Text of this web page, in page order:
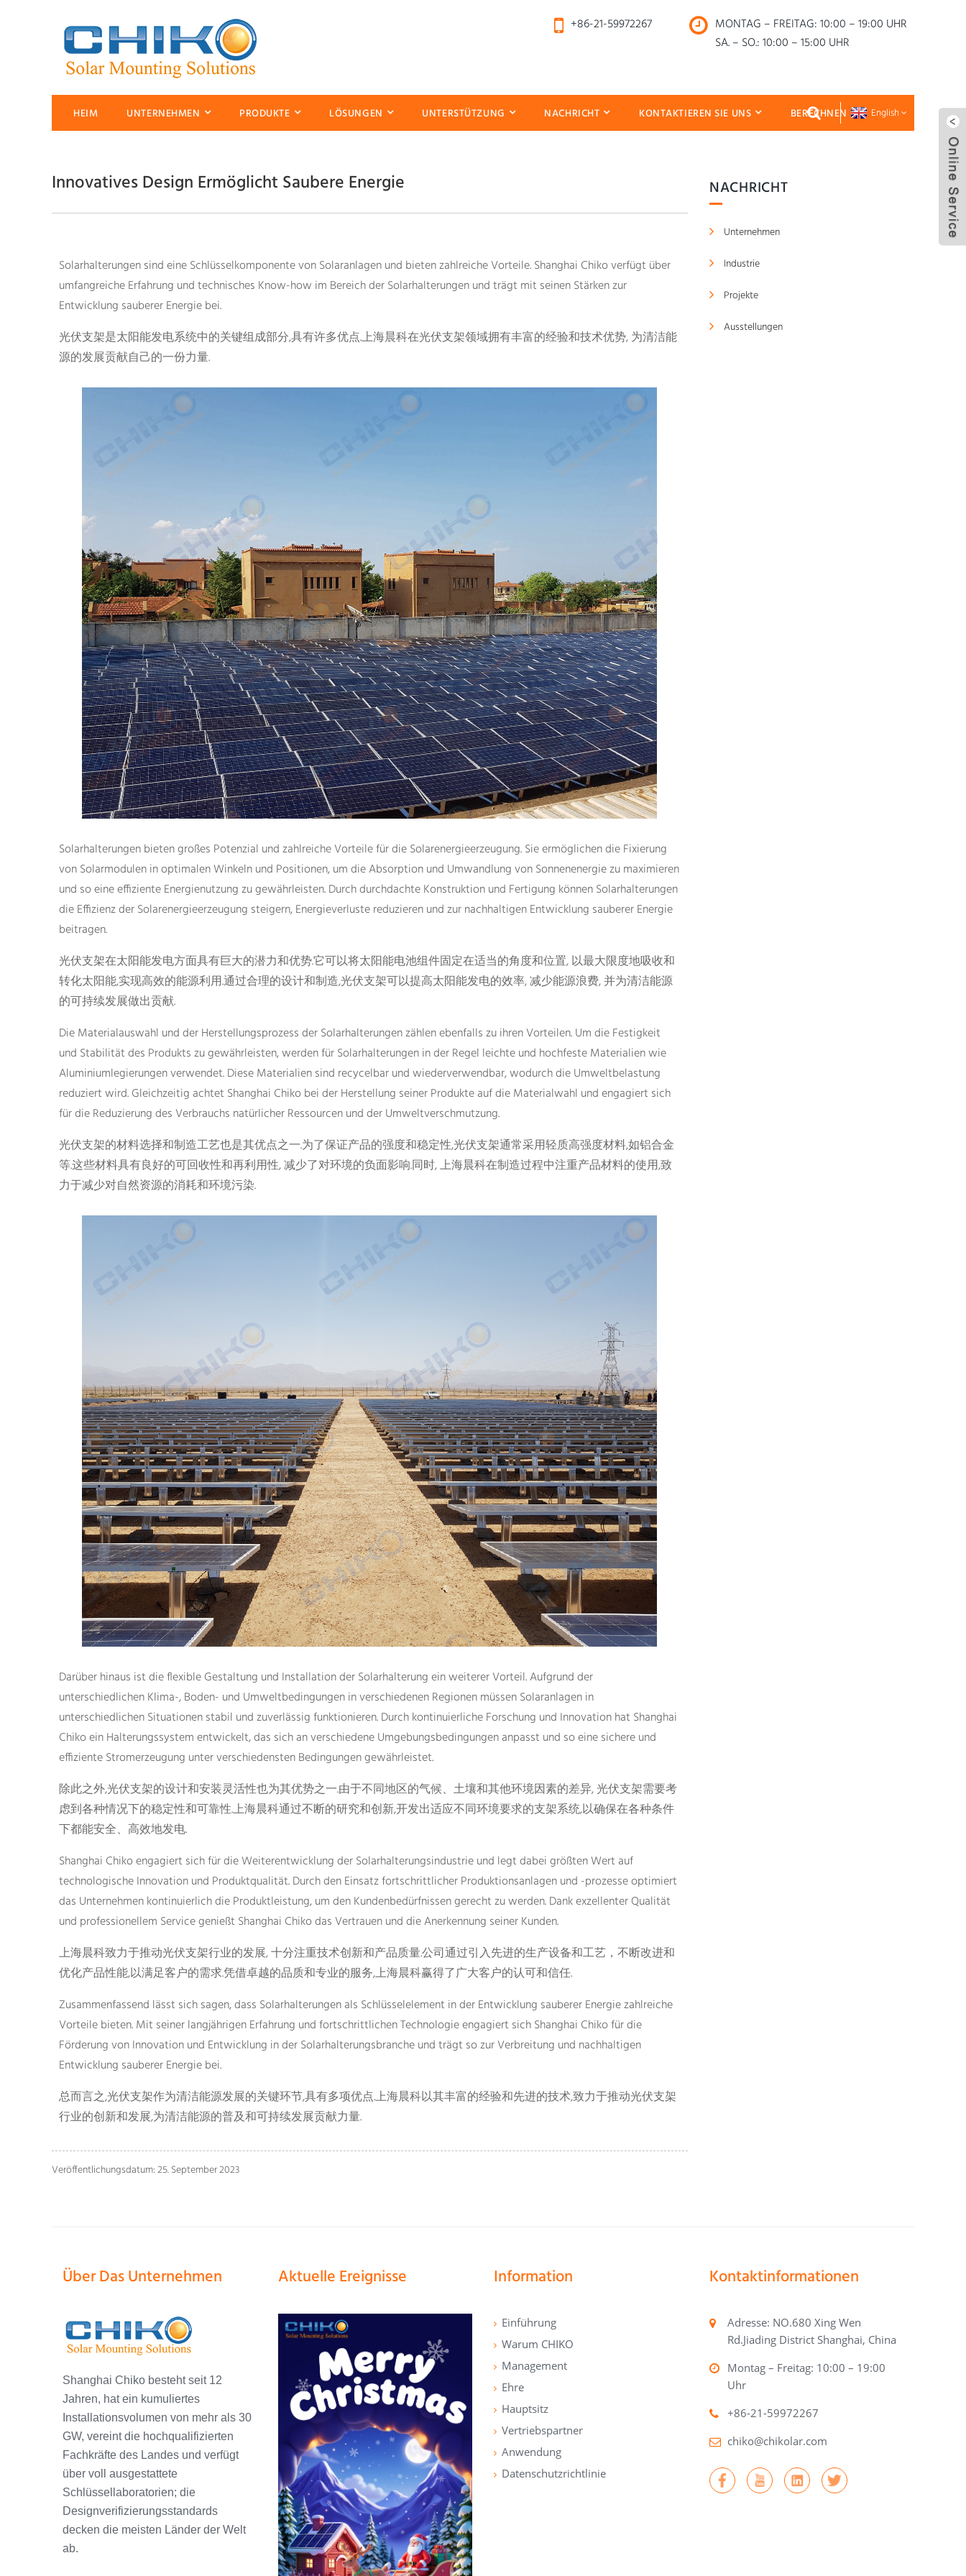
+86-21-59972267
MONTAG – FREITAG: 10:00 – 19:00 UHR
SA. – SO.: 10:00 – 15:00 UHR
HEIM UNTERNEHMEN PRODUKTE LÖSUNGEN UNTERSTÜTZUNG NACHRICHT KONTAKTIEREN SIE UNS BERECHNEN English
NACHRICHT
Unternehmen
Industrie
Projekte
Ausstellungen
Innovatives Design Ermöglicht Saubere Energie
Solarhalterungen sind eine Schlüsselkomponente von Solaranlagen und bieten zahlreiche Vorteile. Shanghai Chiko verfügt über
umfangreiche Erfahrung und technisches Know-how im Bereich der Solarhalterungen und trägt mit seinen Stärken zur
Entwicklung sauberer Energie bei.
光伏支架是太阳能发电系统中的关键组成部分,具有许多优点.上海晨科在光伏支架领域拥有丰富的经验和技术优势, 为清洁能
源的发展贡献自己的一份力量.
Solarhalterungen bieten großes Potenzial und zahlreiche Vorteile für die Solarenergieerzeugung. Sie ermöglichen die Fixierung
von Solarmodulen in optimalen Winkeln und Positionen, um die Absorption und Umwandlung von Sonnenenergie zu maximieren
und so eine effiziente Energienutzung zu gewährleisten. Durch durchdachte Konstruktion und Fertigung können Solarhalterungen
die Effizienz der Solarenergieerzeugung steigern, Energieverluste reduzieren und zur nachhaltigen Entwicklung sauberer Energie
beitragen.
光伏支架在太阳能发电方面具有巨大的潜力和优势.它可以将太阳能电池组件固定在适当的角度和位置, 以最大限度地吸收和
转化太阳能,实现高效的能源利用.通过合理的设计和制造,光伏支架可以提高太阳能发电的效率, 减少能源浪费, 并为清洁能源
的可持续发展做出贡献.
Die Materialauswahl und der Herstellungsprozess der Solarhalterungen zählen ebenfalls zu ihren Vorteilen. Um die Festigkeit
und Stabilität des Produkts zu gewährleisten, werden für Solarhalterungen in der Regel leichte und hochfeste Materialien wie
Aluminiumlegierungen verwendet. Diese Materialien sind recycelbar und wiederverwendbar, wodurch die Umweltbelastung
reduziert wird. Gleichzeitig achtet Shanghai Chiko bei der Herstellung seiner Produkte auf die Materialwahl und engagiert sich
für die Reduzierung des Verbrauchs natürlicher Ressourcen und der Umweltverschmutzung.
光伏支架的材料选择和制造工艺也是其优点之一.为了保证产品的强度和稳定性,光伏支架通常采用轻质高强度材料,如铝合金
等.这些材料具有良好的可回收性和再利用性, 减少了对环境的负面影响.同时, 上海晨科在制造过程中注重产品材料的使用,致
力于减少对自然资源的消耗和环境污染.
Darüber hinaus ist die flexible Gestaltung und Installation der Solarhalterung ein weiterer Vorteil. Aufgrund der
unterschiedlichen Klima-, Boden- und Umweltbedingungen in verschiedenen Regionen müssen Solaranlagen in
unterschiedlichen Situationen stabil und zuverlässig funktionieren. Durch kontinuierliche Forschung und Innovation hat Shanghai
Chiko ein Halterungssystem entwickelt, das sich an verschiedene Umgebungsbedingungen anpasst und so eine sichere und
effiziente Stromerzeugung unter verschiedensten Bedingungen gewährleistet.
除此之外,光伏支架的设计和安装灵活性也为其优势之一.由于不同地区的气候、土壤和其他环境因素的差异, 光伏支架需要考
虑到各种情况下的稳定性和可靠性.上海晨科通过不断的研究和创新,开发出适应不同环境要求的支架系统,以确保在各种条件
下都能安全、高效地发电.
Shanghai Chiko engagiert sich für die Weiterentwicklung der Solarhalterungsindustrie und legt dabei größten Wert auf
technologische Innovation und Produktqualität. Durch den Einsatz fortschrittlicher Produktionsanlagen und -prozesse optimiert
das Unternehmen kontinuierlich die Produktleistung, um den Kundenbedürfnissen gerecht zu werden. Dank exzellenter Qualität
und professionellem Service genießt Shanghai Chiko das Vertrauen und die Anerkennung seiner Kunden.
上海晨科致力于推动光伏支架行业的发展, 十分注重技术创新和产品质量.公司通过引入先进的生产设备和工艺，不断改进和
优化产品性能,以满足客户的需求.凭借卓越的品质和专业的服务,上海晨科赢得了广大客户的认可和信任.
Zusammenfassend lässt sich sagen, dass Solarhalterungen als Schlüsselelement in der Entwicklung sauberer Energie zahlreiche
Vorteile bieten. Mit seiner langjährigen Erfahrung und fortschrittlichen Technologie engagiert sich Shanghai Chiko für die
Förderung von Innovation und Entwicklung in der Solarhalterungsbranche und trägt so zur Verbreitung und nachhaltigen
Entwicklung sauberer Energie bei.
总而言之,光伏支架作为清洁能源发展的关键环节,具有多项优点.上海晨科以其丰富的经验和先进的技术,致力于推动光伏支架
行业的创新和发展,为清洁能源的普及和可持续发展贡献力量.
Veröffentlichungsdatum: 25. September 2023
Über Das Unternehmen
Shanghai Chiko besteht seit 12
Jahren, hat ein kumuliertes
Installationsvolumen von mehr als 30
GW, vereint die hochqualifizierten
Fachkräfte des Landes und verfügt
über voll ausgestattete
Schlüssellaboratorien; die
Designverifizierungsstandards
decken die meisten Länder der Welt
ab.
Aktuelle Ereignisse Information
Einführung
Warum CHIKO
Management
Ehre
Hauptsitz
Vertriebspartner
Anwendung
Datenschutzrichtlinie
Kontaktinformationen
Adresse: NO.680 Xing Wen
Rd.Jiading District Shanghai, China
Montag – Freitag: 10:00 – 19:00
Uhr
+86-21-59972267
chiko@chikolar.com